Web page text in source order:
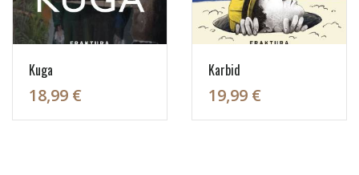
Kuga
18,99 €
Karbid
19,99 €